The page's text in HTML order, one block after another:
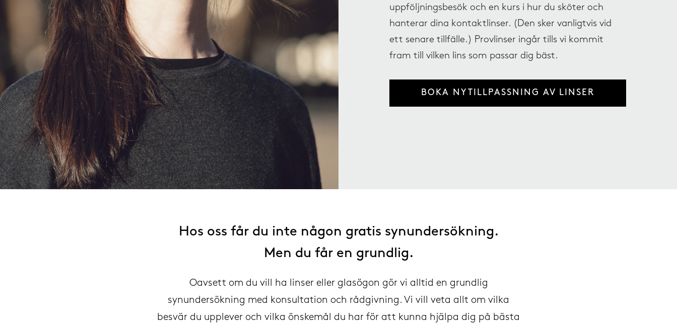
uppföljningsbesök och en kurs i hur du sköter och
hanterar dina kontaktlinser. (Den sker vanligtvis vid
ett senare tillfälle.) Provlinser ingår tills vi kommit
fram till vilken lins som passar dig bäst.
BOKA NYTILLPASSNING AV LINSER
Hos oss får du inte någon gratis synundersökning.
Men du får en grundlig.
Oavsett om du vill ha linser eller glasögon gör vi alltid en grundlig
synundersökning med konsultation och rådgivning. Vi vill veta allt om vilka
besvär du upplever och vilka önskemål du har för att kunna hjälpa dig på bästa